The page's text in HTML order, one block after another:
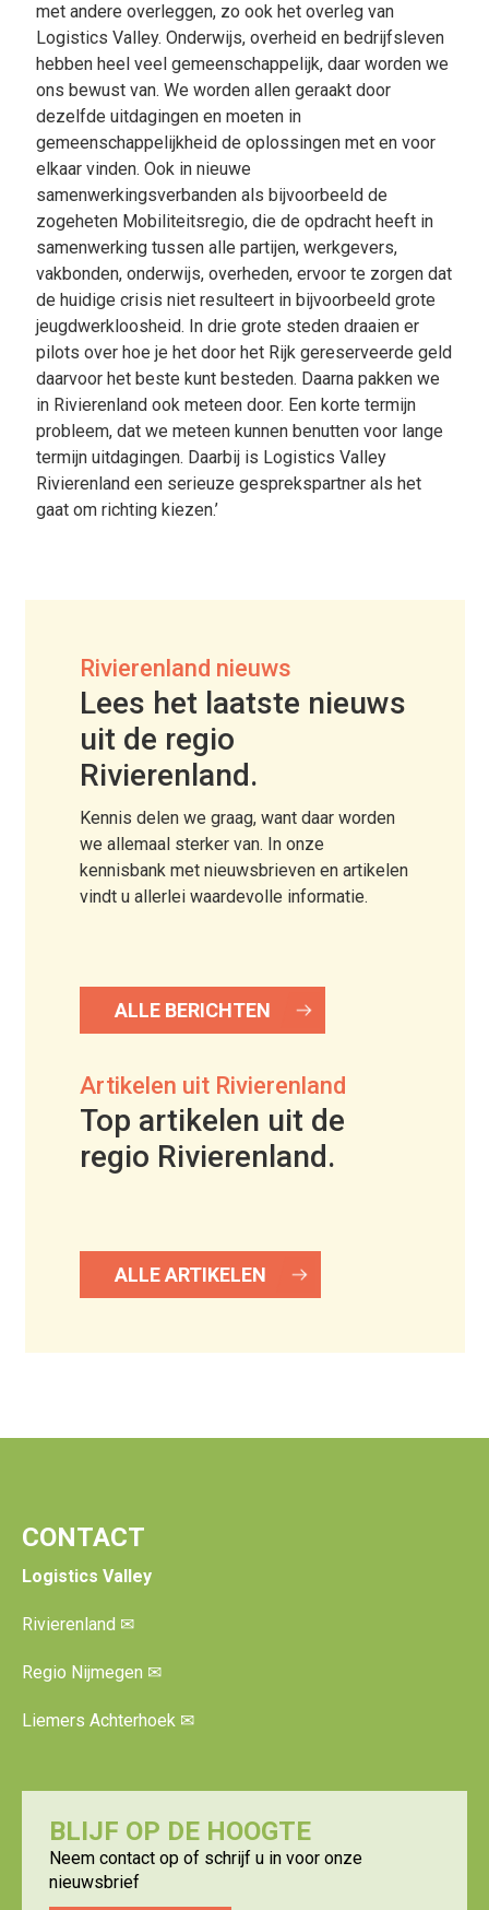
met andere overleggen, zo ook het overleg van
Logistics Valley. Onderwijs, overheid en bedrijfsleven
hebben heel veel gemeenschappelijk, daar worden we
ons bewust van. We worden allen geraakt door
dezelfde uitdagingen en moeten in
gemeenschappelijkheid de oplossingen met en voor
elkaar vinden. Ook in nieuwe
samenwerkingsverbanden als bijvoorbeeld de
zogeheten Mobiliteitsregio, die de opdracht heeft in
samenwerking tussen alle partijen, werkgevers,
vakbonden, onderwijs, overheden, ervoor te zorgen dat
de huidige crisis niet resulteert in bijvoorbeeld grote
jeugdwerkloosheid. In drie grote steden draaien er
pilots over hoe je het door het Rijk gereserveerde geld
daarvoor het beste kunt besteden. Daarna pakken we
in Rivierenland ook meteen door. Een korte termijn
probleem, dat we meteen kunnen benutten voor lange
termijn uitdagingen. Daarbij is Logistics Valley
Rivierenland een serieuze gesprekspartner als het
gaat om richting kiezen.’
Rivierenland nieuws
Lees het laatste nieuws
uit de regio
Rivierenland.
Kennis delen we graag, want daar worden
we allemaal sterker van. In onze
kennisbank met nieuwsbrieven en artikelen
vindt u allerlei waardevolle informatie.
ALLE BERICHTEN
Artikelen uit Rivierenland
Top artikelen uit de
regio Rivierenland.
ALLE ARTIKELEN
CONTACT
Logistics Valley
Rivierenland ✉
Regio Nijmegen ✉
Liemers Achterhoek ✉
BLIJF OP DE HOOGTE
Neem contact op of schrijf u in voor onze
nieuwsbrief